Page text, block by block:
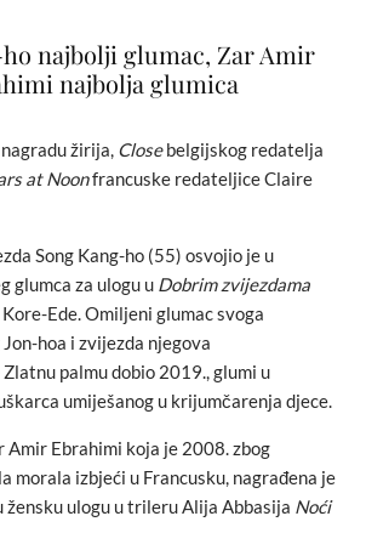
najbolji glumac, Zar Amir
najbolja glumica
žirija, Closebelgijskog redatelja
at Noonfrancuske redateljice Claire
Song Kang-ho (55) osvojio je u
glumca za ulogu u Dobrim zvijezdama
Ede. Omiljeni glumac svoga
hoa i zvijezda njegova
palmu dobio 2019., glumi u
umiješanog u krijumčarenja djece.
Amir Ebrahimi koja je 2008. zbog
morala izbjeći u Francusku, nagrađena je
žensku ulogu u trileru Alija Abbasija Noći